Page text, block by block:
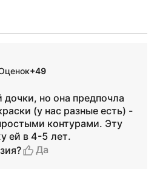
+49
дочки, но она предпочла
(у нас разные есть) -
контурами. Эту
ей в 4-5 лет.
Да